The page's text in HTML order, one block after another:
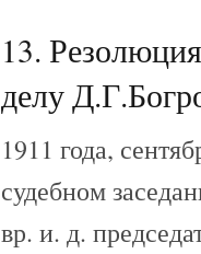
13.
делу
1911 года,
судебном
вр. и. д.